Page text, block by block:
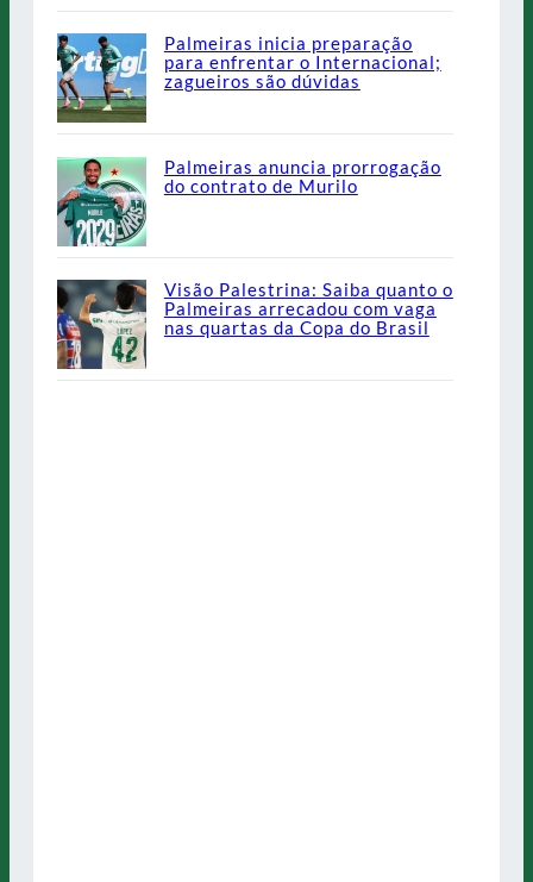
Palmeiras inicia preparação
para enfrentar o Internacional;
zagueiros são dúvidas
Palmeiras anuncia prorrogação
do contrato de Murilo
Visão Palestrina: Saiba quanto o
Palmeiras arrecadou com vaga
nas quartas da Copa do Brasil